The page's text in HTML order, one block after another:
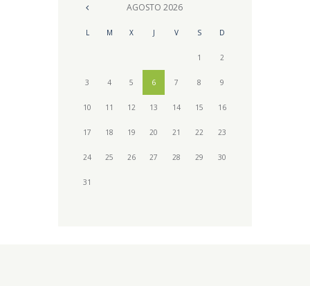
AGOSTO 2026
L M X J V S D
1 2
3 4 5 6 7 8 9
10 11 12 13 14 15 16
17 18 19 20 21 22 23
24 25 26 27 28 29 30
31